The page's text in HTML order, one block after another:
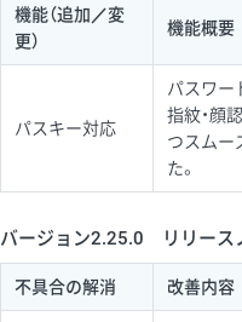
機能（追加／変
更）
機能概要
パスキー対応
パスワー
指紋・顔
つスムー
た。
バージョン2.25.0 リリース
不具合の解消 改善内容